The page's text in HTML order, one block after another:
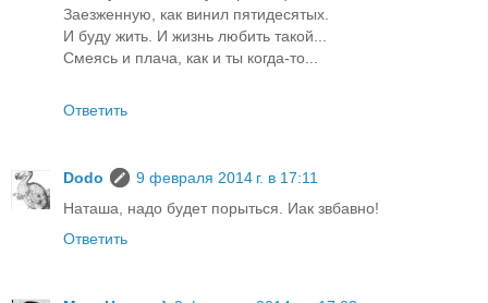
Заезженную, как винил пятидесятых.
И буду жить. И жизнь любить такой...
Смеясь и плача, как и ты когда-то...
Ответить
Dodo
9 февраля 2014 г. в 17:11
Наташа, надо будет порыться. Иак звбавно!
Ответить